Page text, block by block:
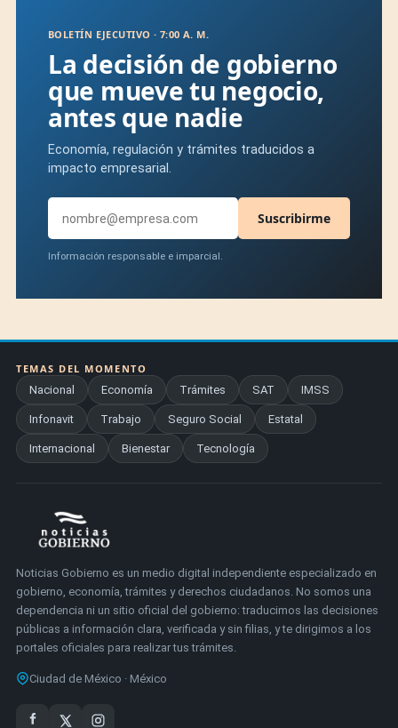
BOLETÍN EJECUTIVO · 7:00 A. M.
La decisión de gobierno
que mueve tu negocio,
antes que nadie
Economía, regulación y trámites traducidos a
impacto empresarial.
Suscribirme
Información responsable e imparcial.
TEMAS DEL MOMENTO
Nacional
Economía Trámites SAT IMSS
Infonavit Trabajo Seguro Social Estatal
Internacional Bienestar Tecnología
Noticias Gobierno es un medio digital independiente especializado en
gobierno, economía, trámites y derechos ciudadanos. No somos una
dependencia ni un sitio oficial del gobierno: traducimos las decisiones
públicas a información clara, verificada y sin filias, y te dirigimos a los
portales oficiales para realizar tus trámites.
Ciudad de México · México